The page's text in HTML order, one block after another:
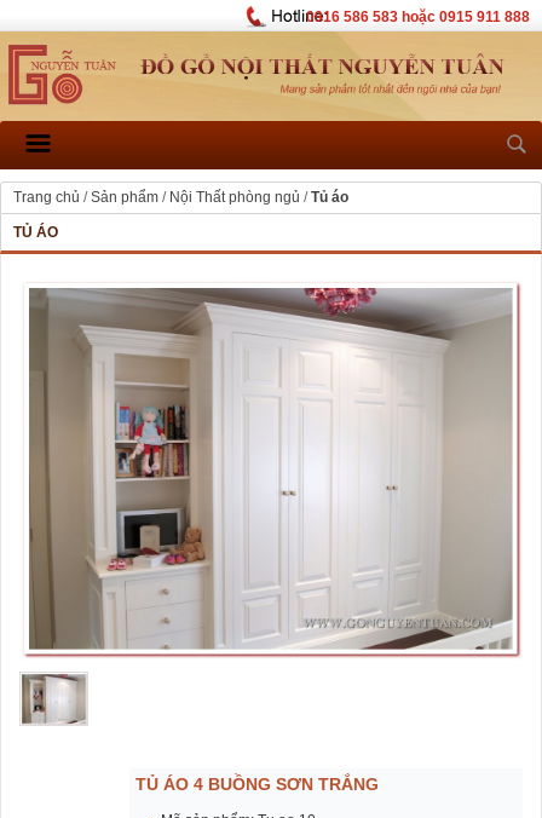
0916 586 583 hoặc 0915 911 888
Trang chủ /Sản phẩm / Nội Thất phòng ngủ /Tủ áo
TỦ ÁO
TỦ ÁO 4 BUỒNG SƠN TRẮNG